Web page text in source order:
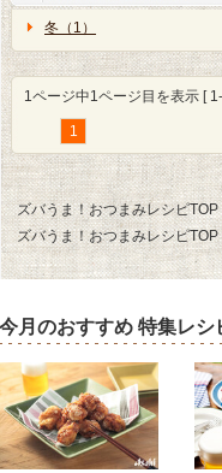
冬（1）
1ページ中1ページ目を表示 [
1
ズバうま！おつまみレシピTOP
ズバうま！おつまみレシピTOP
今月のおすすめ 特集レシ